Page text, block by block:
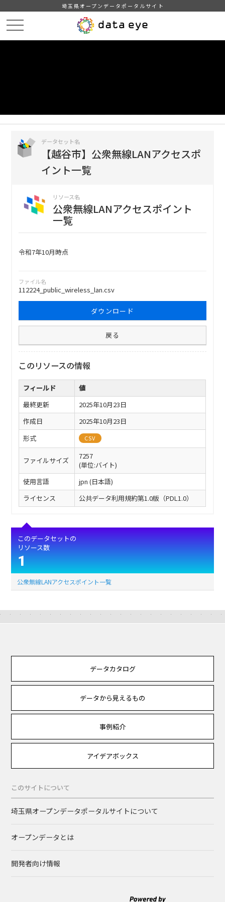
埼玉県オープンデータポータルサイト
DATA
データセット名
【越谷市】公衆無線LANアクセスポ
イント一覧
リソース名
公衆無線LANアクセスポイント
一覧
令和7年10月時点
ファイル名
112224_public_wireless_lan.csv
ダウンロード
戻る
このリソースの情報
フィールド
値
最終更新
2025年10月23日
作成日
2025年10月23日
形式
CSV
ファイルサイズ
7257
(単位:バイト)
使用言語
jpn (日本語)
ライセンス
公共データ利用規約第1.0版（PDL1.0）
このデータセットの
リソース数
1
公衆無線LANアクセスポイント一覧
データカタログ
データから見えるもの
事例紹介
アイデアボックス
このサイトについて
埼玉県オープンデータポータルサイトについて
オープンデータとは
開発者向け情報